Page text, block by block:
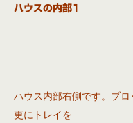
ハウスの内部1
ハウス内部右側です。ブ
更にトレイを